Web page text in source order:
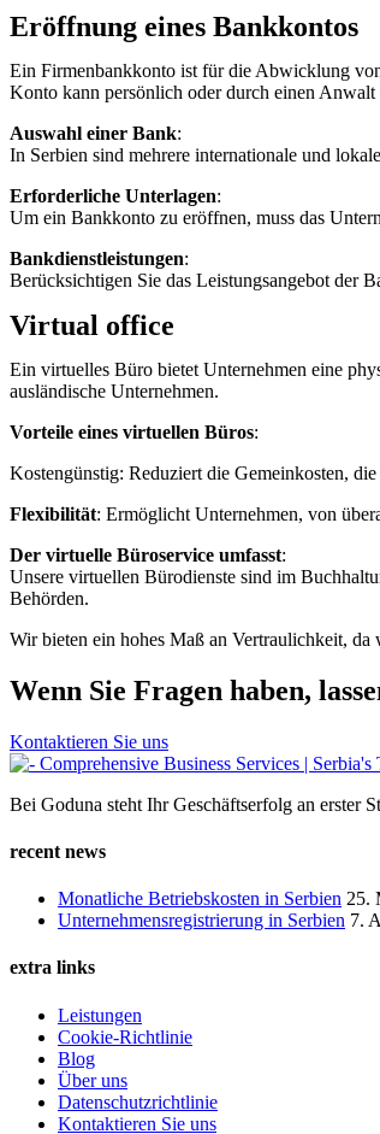
Eröffnung eines Bankkontos
Ein Firmenbankkonto ist für die Abwicklung
Konto kann persönlich oder durch einen Anwalt
Auswahl einer Bank:
In Serbien sind mehrere internationale und
Erforderliche Unterlagen:
Um ein Bankkonto zu eröffnen, muss das
Bankdienstleistungen:
Berücksichtigen Sie das Leistungsangebot der
Virtual office
Ein virtuelles Büro bietet Unternehmen eine
ausländische Unternehmen.
Vorteile eines virtuellen Büros:
Kostengünstig: Reduziert die Gemeinkosten,
Flexibilität: Ermöglicht Unternehmen, von
Der virtuelle Büroservice umfasst:
Unsere virtuellen Bürodienste sind im
Behörden.
Wir bieten ein hohes Maß an Vertraulichkeit,
Wenn Sie Fragen haben,
Kontaktieren Sie uns
Bei Goduna steht Ihr Geschäftserfolg an erster
recent news
Monatliche Betriebskosten in Serbien 25.
Unternehmensregistrierung in Serbien 7.
extra links
Leistungen
Cookie-Richtlinie
Blog
Über uns
Datenschutzrichtlinie
Kontaktieren Sie uns